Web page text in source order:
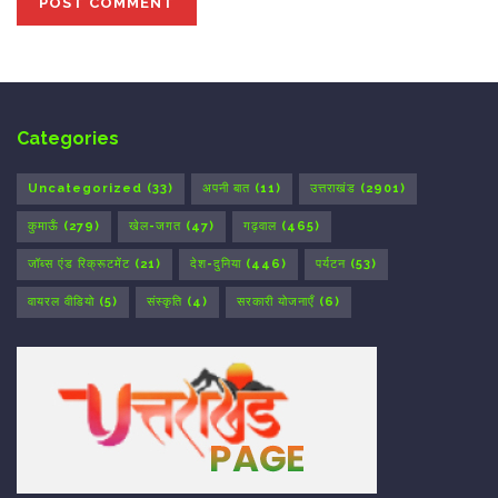
Categories
Uncategorized (33) अपनी बात (11) उत्तराखंड (2901)
कुमाऊँ (279) खेल-जगत (47) गढ़वाल (465)
जॉब्स एंड रिक्रूटमेंट (21) देश-दुनिया (446) पर्यटन (53)
वायरल वीडियो (5) संस्कृति (4) सरकारी योजनाएँ (6)